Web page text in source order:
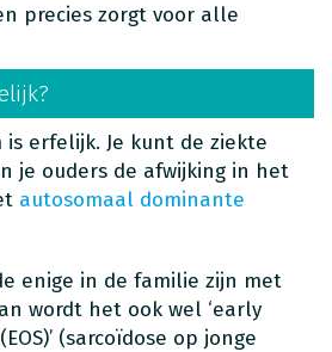
precies zorgt voor alle
is erfelijk. Je kunt de ziekte
je ouders de afwijking in het
autosomaal dominante
enige in de familie zijn met
wordt het ook wel ‘early
(sarcoïdose op jonge